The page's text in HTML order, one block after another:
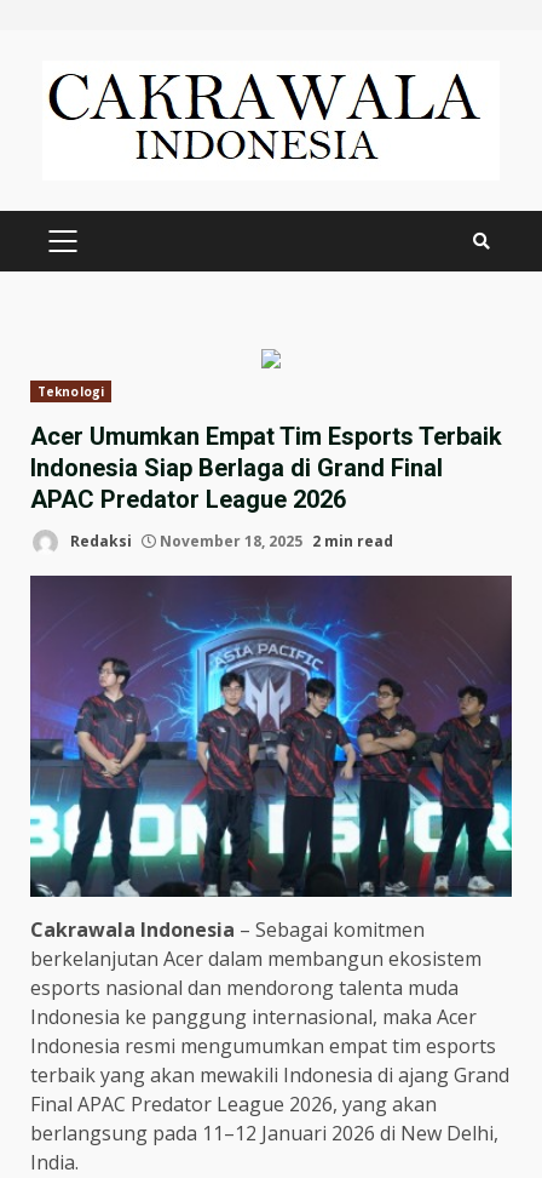
content
PRIMARY
Teknologi
Acer Umumkan Empat Tim Esports Terbaik
Indonesia Siap Berlaga di Grand Final
APAC Predator League 2026
Redaksi November 18, 2025 2 min read
Cakrawala Indonesia – Sebagai komitmen
berkelanjutan Acer dalam membangun ekosistem
esports nasional dan mendorong talenta muda
Indonesia ke panggung internasional, maka Acer
Indonesia resmi mengumumkan empat tim esports
terbaik yang akan mewakili Indonesia di ajang Grand
Final APAC Predator League 2026, yang akan
berlangsung pada 11–12 Januari 2026 di New Delhi,
India.